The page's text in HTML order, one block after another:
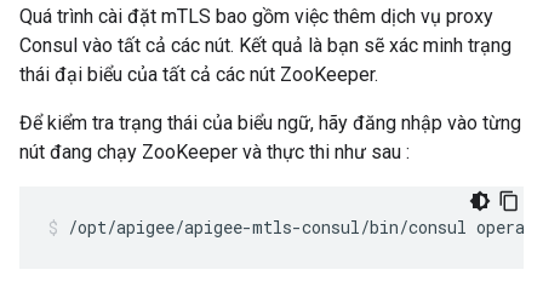
Quá trình cài đặt mTLS bao gồm việc thêm dịch vụ proxy
Consul vào tất cả các nút. Kết quả là bạn sẽ xác minh trạng
thái đại biểu của tất cả các nút ZooKeeper.
Để kiểm tra trạng thái của biểu ngữ, hãy đăng nhập vào từng
nút đang chạy ZooKeeper và thực thi như sau :
/opt/apigee/apigee-mtls-consul/bin/consul